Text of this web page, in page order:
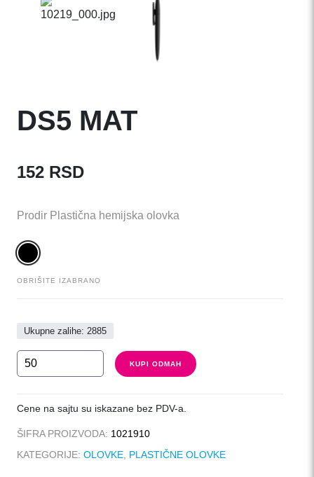
DS5 MAT
152 RSD
Prodir Plastična hemijska olovka
OBRIŠITE IZABRANO
Ukupne zalihe: 2885
DS5
MAT
KUPI ODMAH
Cene na sajtu su iskazane bez PDV-a.
ŠIFRA PROIZVODA: 1021910
KATEGORIJE: OLOVKE, PLASTIČNE OLOVKE